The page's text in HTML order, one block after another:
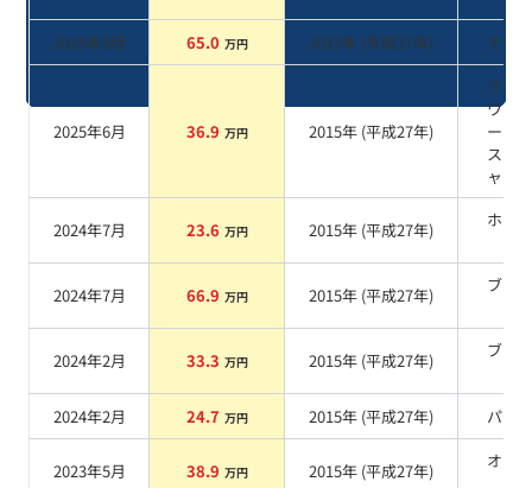
2025年8月
65.0 万円 2015年 (平成27年) その他
2025年6月 36.9 万円 2015年 (平成27年)
ライ
ワイ
ール
スタ
ャイン
2024年7月 23.6 万円 2015年 (平成27年)
ホワ
2024年7月 66.9 万円 2015年 (平成27年)
ブラ
2024年2月 33.3 万円 2015年 (平成27年)
ブラ
2024年2月
24.7 万円 2015年 (平成27年) パール
2023年5月 38.9 万円 2015年 (平成27年)
オレ